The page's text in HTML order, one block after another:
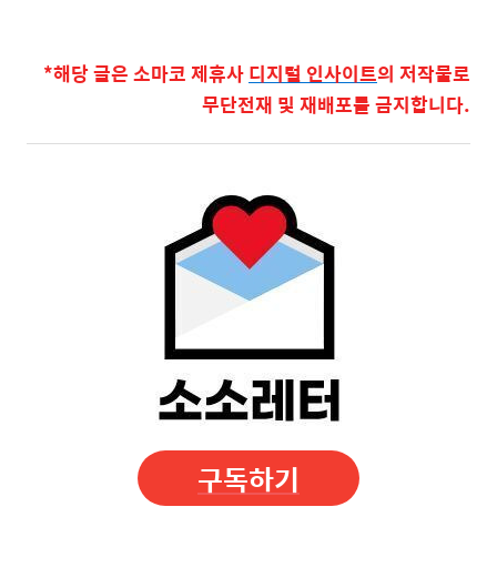
*해당 글은 소마코 제휴사디지털 인사이트의 저작물로
무단전재 및 재배포를 금지합니다.
구독하기